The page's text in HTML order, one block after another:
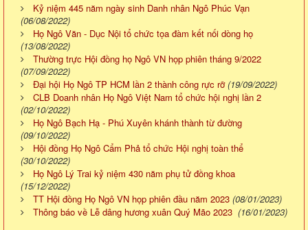
Kỷ niệm 445 năm ngày sinh Danh nhân Ngô Phúc Vạn
(06/08/2022)
Họ Ngô Văn - Dục Nội tổ chức tọa đàm kết nối dòng họ
(13/08/2022)
Thường trực Hội đồng họ Ngô VN họp phiên tháng 9/2022
(07/09/2022)
Đại hội Họ Ngô TP HCM lần 2 thành công rực rỡ (19/09/2022)
CLB Doanh nhân Họ Ngô Việt Nam tổ chức hội nghị lần 2
(02/10/2022)
Họ Ngô Bạch Hạ - Phú Xuyên khánh thành từ đường
(09/10/2022)
Hội đồng Họ Ngô Cẩm Phả tổ chức Hội nghị toàn thể
(30/10/2022)
Họ Ngô Lý Trai kỷ niệm 430 năm phụ tử đồng khoa
(15/12/2022)
TT Hội đồng Họ Ngô VN họp phiên đầu năm 2023 (08/01/2023)
Thông báo về Lễ dâng hương xuân Quý Mão 2023 (16/01/2023)